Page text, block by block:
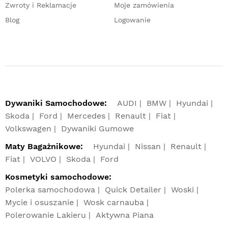
Zwroty i Reklamacje
Blog
Moje zamówienia
Logowanie
Dywaniki Samochodowe: AUDI BMW
Hyundai
Skoda
Ford Mercedes Renault
Fiat
Volkswagen
Dywaniki Gumowe
Maty Bagażnikowe:
Hyundai Nissan
Renault
Fiat
VOLVO Skoda
Ford
Kosmetyki samochodowe:
Polerka samochodowa
Quick Detailer
Woski
Mycie i osuszanie
Wosk carnauba
Polerowanie Lakieru
Aktywna Piana